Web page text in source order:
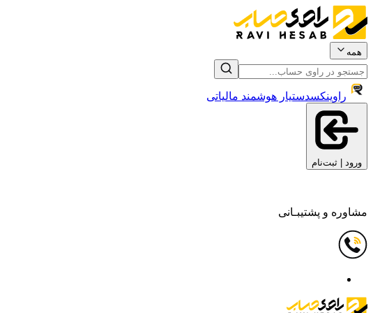
همه
راوینکسدستیار هوشمند مالیاتی
ورود | ثبت‌نام
مشاوره و پشتیبـانی